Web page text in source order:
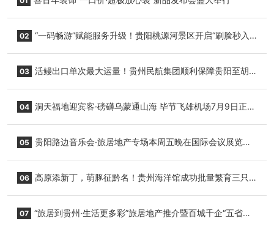
02 “一码畅游”赋能服务升级！贵阳桃源河景区开启“刷脸秒入
03 活鳗出口单次最大运量！贵州民航集团顺利保障贵阳至胡
04 洞天福地迎宾客·磅礴乌蒙通山海 毕节飞雄机场7月9日正式
05 贵阳路边音乐会·旅居地产专场本周五晚在国际会议展览中
06 高原添新丁，萌豚征黔名！贵州海洋馆成功批量繁育三只
07 “旅居到贵州·生活更多彩”旅居地产推介暨百城千企“五省